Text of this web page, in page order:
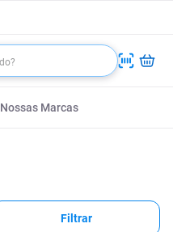
Nossas Marcas
Filtrar